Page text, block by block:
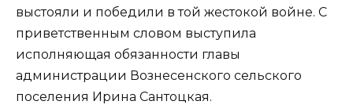
выстояли и победили в той жестокой войне. С
приветственным словом выступила
исполняющая обязанности главы
администрации Вознесенского сельского
поселения Ирина Сантоцкая.